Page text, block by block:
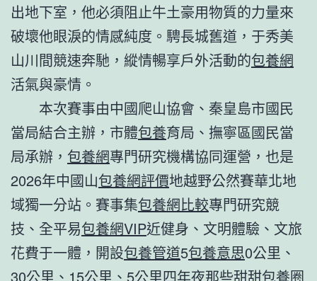
出地下室，他必須阻止牛土豪用物質的力量來
破壞他眼淚的情感純度。騁長城舊道，于秀美
山川間競速奔馳，縱情暢享戶外活動的包養網
活氣與豪情。
本次賽事由中國爬山協會、秦皇島市國民
當局結合主辦，市體包養育局、撫寧區國民當
局承辦， 包養網專門研究機構協同運營，也是
2026年中國山包養網評價地越野公然賽華北地
域獨一分站。賽事集包養網比較專門研究競
技、全平易包養網VIP近健身、文明體驗、文旅
花費于一體，開設包養管道5包養意思0公里、
30公里、15公里、5公里四年夜那些甜甜包養圈